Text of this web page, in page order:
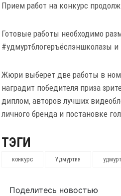
Прием работ на конкурс
Готовые работы необходимо
#удмуртблогеръёслэншколазы и
Жюри выберет две работы в
наградит победителя приза
диплом, авторов лучших
личного бренда и постановке
ТЭГИ
конкурс Удмуртия
Поделитесь новостью